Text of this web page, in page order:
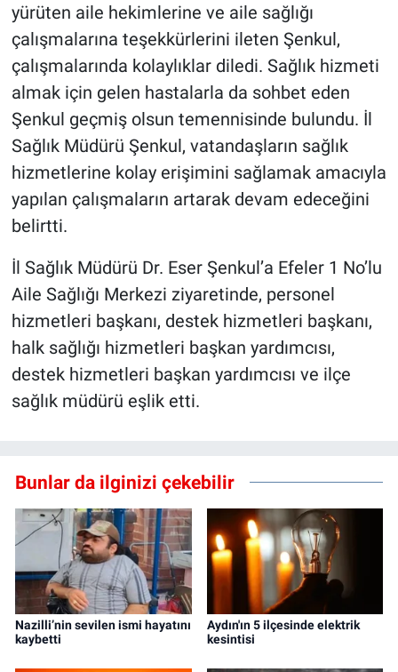
yürüten aile hekimlerine ve aile sağlığı
çalışmalarına teşekkürlerini ileten Şenkul,
çalışmalarında kolaylıklar diledi. Sağlık hizmeti
almak için gelen hastalarla da sohbet eden
Şenkul geçmiş olsun temennisinde bulundu. İl
Sağlık Müdürü Şenkul, vatandaşların sağlık
hizmetlerine kolay erişimini sağlamak amacıyla
yapılan çalışmaların artarak devam edeceğini
belirtti.
İl Sağlık Müdürü Dr. Eser Şenkul’a Efeler 1 No’lu
Aile Sağlığı Merkezi ziyaretinde, personel
hizmetleri başkanı, destek hizmetleri başkanı,
halk sağlığı hizmetleri başkan yardımcısı,
destek hizmetleri başkan yardımcısı ve ilçe
sağlık müdürü eşlik etti.
Bunlar da ilginizi çekebilir
Nazilli’nin sevilen ismi hayatını
kaybetti
Aydın'ın 5 ilçesinde elektrik
kesintisi